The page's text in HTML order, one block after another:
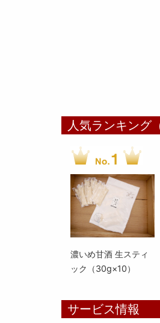
人気ランキング
濃いめ甘酒 生スティ
ック（30g×10）
サービス情報